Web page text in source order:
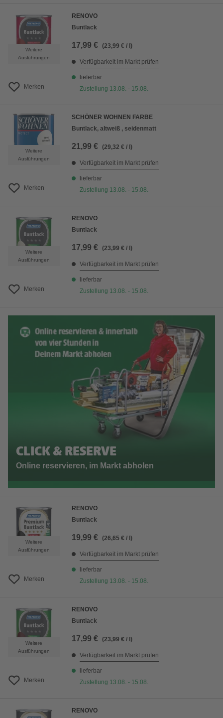
Weitere
Ausführungen
Merken
RENOVO
Buntlack
17,99 € (23,99 € / l)
Verfügbarkeit im Markt prüfen
lieferbar
Zustellung 13.08. - 15.08.
Weitere
Ausführungen
Merken
SCHÖNER WOHNEN FARBE
Buntlack, altweiß , seidenmatt
21,99 € (29,32 € / l)
Verfügbarkeit im Markt prüfen
lieferbar
Zustellung 13.08. - 15.08.
Weitere
Ausführungen
Merken
RENOVO
Buntlack
17,99 € (23,99 € / l)
Verfügbarkeit im Markt prüfen
lieferbar
Zustellung 13.08. - 15.08.
CLICK & RESERVE
Online reservieren, im Markt abholen
Weitere
Ausführungen
Merken
RENOVO
Buntlack
19,99 € (26,65 € / l)
Verfügbarkeit im Markt prüfen
lieferbar
Zustellung 13.08. - 15.08.
Weitere
Ausführungen
Merken
RENOVO
Buntlack
17,99 € (23,99 € / l)
Verfügbarkeit im Markt prüfen
lieferbar
Zustellung 13.08. - 15.08.
RENOVO